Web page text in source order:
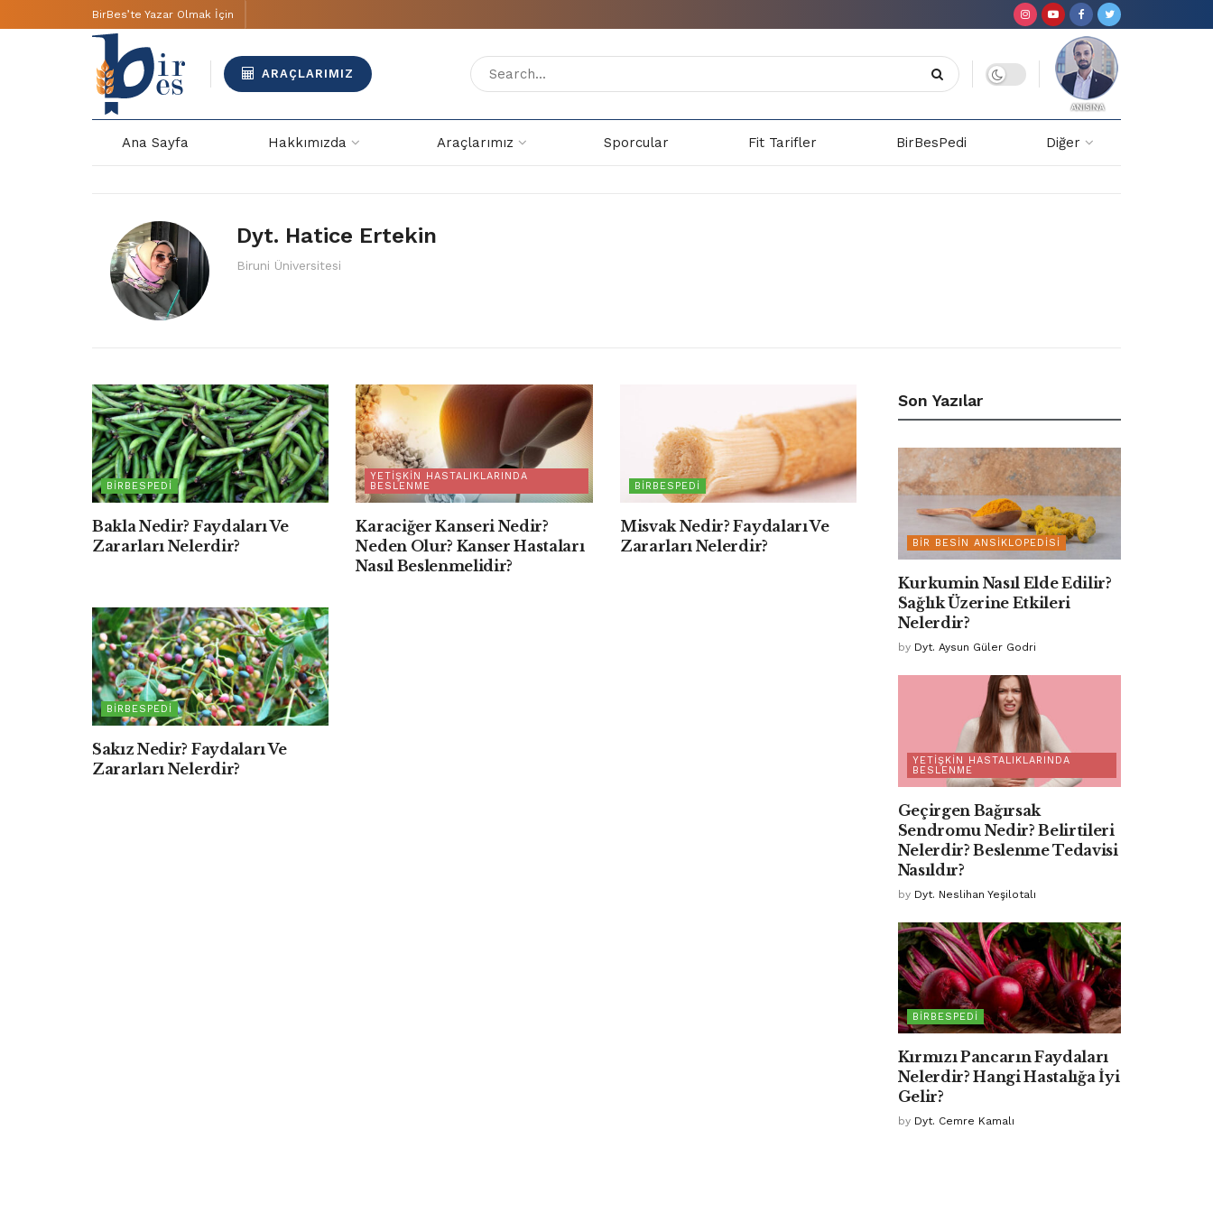
BirBes’te Yazar Olmak İçin
ARAÇLARIMIZ
Ana Sayfa Hakkımızda Araçlarımız Sporcular Fit Tarifler BirBesPedi Diğer
Dyt. Hatice Ertekin
Biruni Üniversitesi
BIRBESPEDI
Bakla Nedir? Faydaları Ve
Zararları Nelerdir?
YETIŞKIN HASTALIKLARINDA
BESLENME
Karaciğer Kanseri Nedir?
Neden Olur? Kanser Hastaları
Nasıl Beslenmelidir?
BIRBESPEDI
Misvak Nedir? Faydaları Ve
Zararları Nelerdir?
BIRBESPEDI
Sakız Nedir? Faydaları Ve
Zararları Nelerdir?
Son Yazılar
BIR BESIN ANSIKLOPEDISI
Kurkumin Nasıl Elde Edilir?
Sağlık Üzerine Etkileri
Nelerdir?
by Dyt. Aysun Güler Godri
YETIŞKIN HASTALIKLARINDA
BESLENME
Geçirgen Bağırsak
Sendromu Nedir? Belirtileri
Nelerdir? Beslenme Tedavisi
Nasıldır?
by Dyt. Neslihan Yeşilotalı
BIRBESPEDI
Kırmızı Pancarın Faydaları
Nelerdir? Hangi Hastalığa İyi
Gelir?
by Dyt. Cemre Kamalı